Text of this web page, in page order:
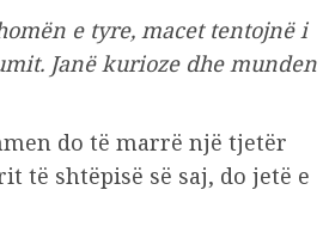
e tyre, macet tentojnë i
Janë kurioze dhe munden
do të marrë një tjetër
të shtëpisë së saj, do jetë e